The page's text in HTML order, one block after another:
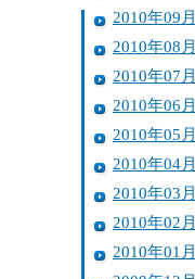
2010年09月
2010年08月
2010年07月
2010年06月
2010年05月
2010年04月
2010年03月
2010年02月
2010年01月